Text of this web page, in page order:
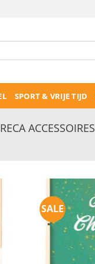
SPORT & VRIJE TIJD
ACCESSOIRES
SALE